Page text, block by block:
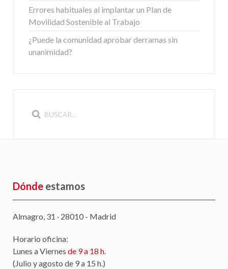
Errores habituales al implantar un Plan de
Movilidad Sostenible al Trabajo
¿Puede la comunidad aprobar derramas sin
unanimidad?
Dónde estamos
Almagro, 31 · 28010 - Madrid
Horario oficina:
Lunes a Viernes de 9 a 18 h.
(Julio y agosto de 9 a 15 h.)